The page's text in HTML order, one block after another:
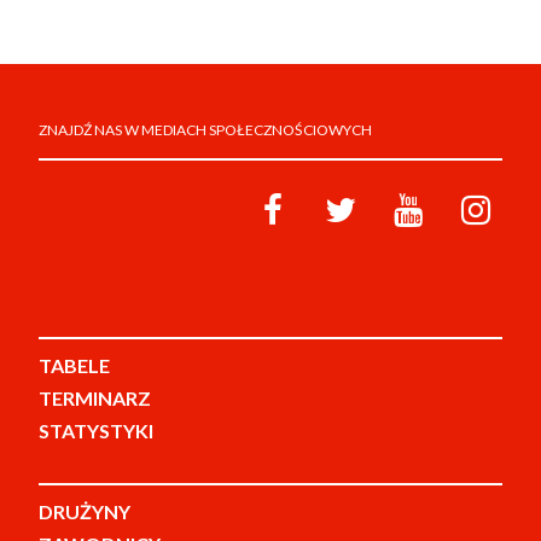
ZNAJDŹ NAS W MEDIACH SPOŁECZNOŚCIOWYCH
TABELE
TERMINARZ
STATYSTYKI
DRUŻYNY